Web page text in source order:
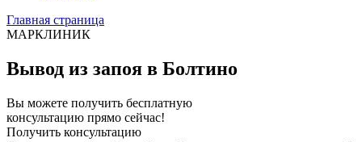
Главная страница
МАРКЛИНИК
Вывод из запоя в Болтино
Вы можете получить бесплатную
консультацию прямо сейчас!
Получить консультацию